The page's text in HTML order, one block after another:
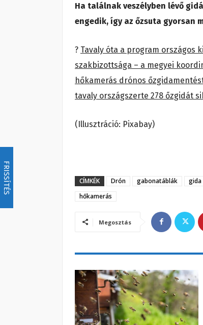
FRISSÍTÉS
Ha találnak veszélyben lévő
engedik, így az őzsuta gyorsan
? Tavaly óta a program országos
szakbizottsága – a megyei
hőkamerás drónos
tavaly országszerte 278 őzgidát
(Illusztráció: Pixabay)
CÍMKÉK Drón gabonatáblák gida
hőkamerás
Megosztás